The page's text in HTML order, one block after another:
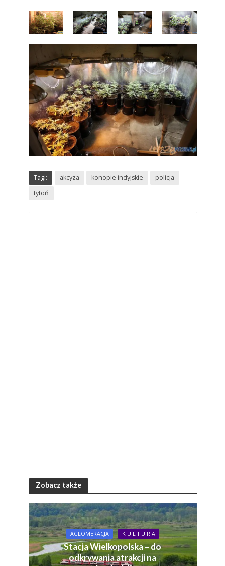
Tagi: akcyza konopie indyjskie
policja
tytoń
Zobacz także
AGLOMERACJA K U L T U R A
Stacja Wielkopolska – do
odkrywania atrakcji na